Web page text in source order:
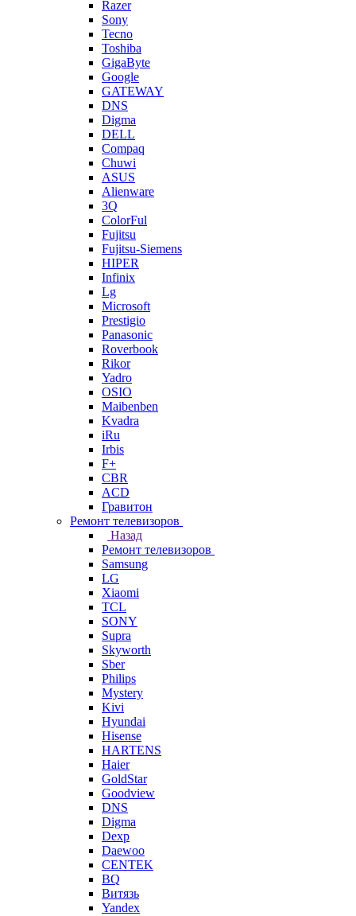
Razer
Sony
Tecno
Toshiba
GigaByte
Google
GATEWAY
DNS
Digma
DELL
Compaq
Chuwi
ASUS
Alienware
3Q
ColorFul
Fujitsu
Fujitsu-Siemens
HIPER
Infinix
Lg
Microsoft
Prestigio
Panasonic
Roverbook
Rikor
Yadro
OSIO
Maibenben
Kvadra
iRu
Irbis
F+
CBR
ACD
Гравитон
Ремонт телевизоров
Назад
Ремонт телевизоров
Samsung
LG
Xiaomi
TCL
SONY
Supra
Skyworth
Sber
Philips
Mystery
Kivi
Hyundai
Hisense
HARTENS
Haier
GoldStar
Goodview
DNS
Digma
Dexp
Daewoo
CENTEK
BQ
Витязь
Yandex